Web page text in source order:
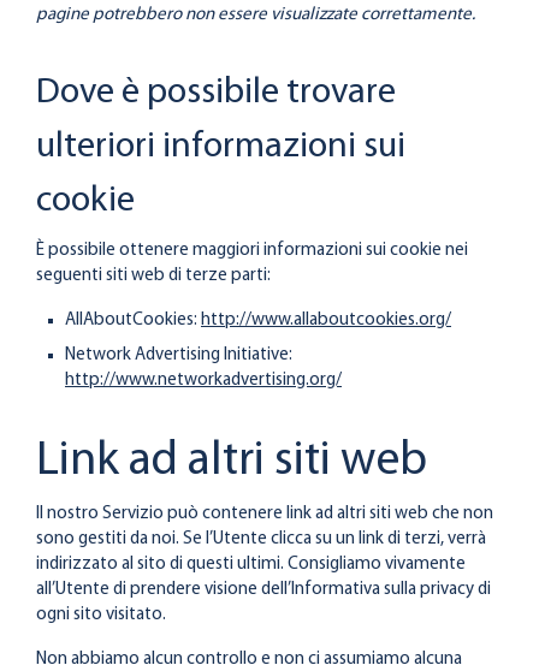
pagine potrebbero non essere visualizzate correttamente.
Dove è possibile trovare
ulteriori informazioni sui
cookie
È possibile ottenere maggiori informazioni sui cookie nei
seguenti siti web di terze parti:
AllAboutCookies: http://www.allaboutcookies.org/
Network Advertising Initiative:
http://www.networkadvertising.org/
Link ad altri siti web
Il nostro Servizio può contenere link ad altri siti web che non
sono gestiti da noi. Se l’Utente clicca su un link di terzi, verrà
indirizzato al sito di questi ultimi. Consigliamo vivamente
all’Utente di prendere visione dell’Informativa sulla privacy di
ogni sito visitato.
Non abbiamo alcun controllo e non ci assumiamo alcuna